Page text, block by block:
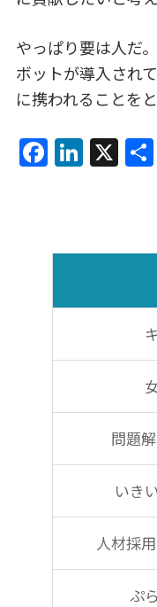
やっぱり要は人だ
ボットが導入され
に携われることを
F
a
b
o
k
Li
n
dI
X
問題
いき
人材採
ぷ